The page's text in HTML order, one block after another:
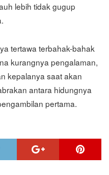
lebih tidak gugup
tertawa terbahak-bahak
kurangnya pengalaman,
kepalanya saat akan
antara hidungnya
pertama.